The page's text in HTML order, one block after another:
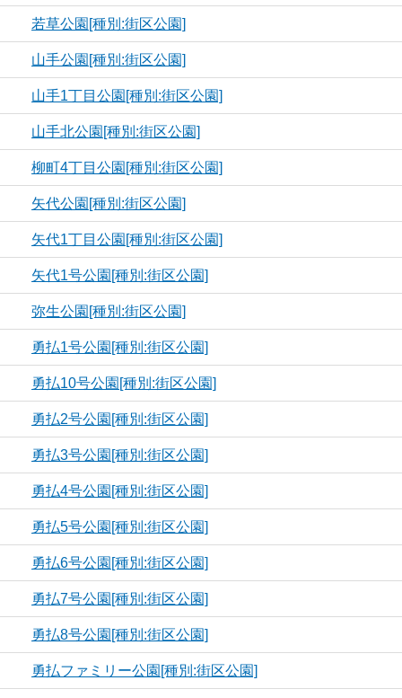
若草公園[種別:街区公園]
山手公園[種別:街区公園]
山手1丁目公園[種別:街区公園]
山手北公園[種別:街区公園]
柳町4丁目公園[種別:街区公園]
矢代公園[種別:街区公園]
矢代1丁目公園[種別:街区公園]
矢代1号公園[種別:街区公園]
弥生公園[種別:街区公園]
勇払1号公園[種別:街区公園]
勇払10号公園[種別:街区公園]
勇払2号公園[種別:街区公園]
勇払3号公園[種別:街区公園]
勇払4号公園[種別:街区公園]
勇払5号公園[種別:街区公園]
勇払6号公園[種別:街区公園]
勇払7号公園[種別:街区公園]
勇払8号公園[種別:街区公園]
勇払ファミリー公園[種別:街区公園]